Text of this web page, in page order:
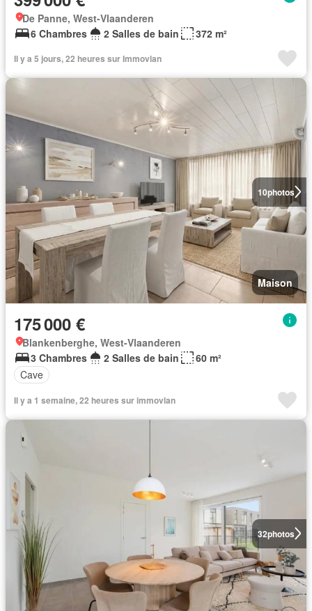
De Panne, West-Vlaanderen
6 Chambres
2 Salles de bain 372 m²
Il y a 5 jours, 22 heures sur Immovlan
10photos
Maison
175 000 €
Blankenberghe, West-Vlaanderen
3 Chambres
2 Salles de bain
60 m²
Cave
Il y a 1 semaine, 22 heures sur immovlan
32photos